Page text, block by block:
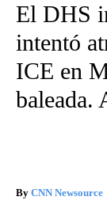
El DHS
intentó
ICE en
baleada.
By CNN Newsource